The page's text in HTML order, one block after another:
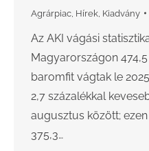
Agrárpiac Hírek Kiadvány
Az AKI vágási
Magyarországon
baromfit vágtak le
2,7 százalékkal
augusztus között;
375,3…